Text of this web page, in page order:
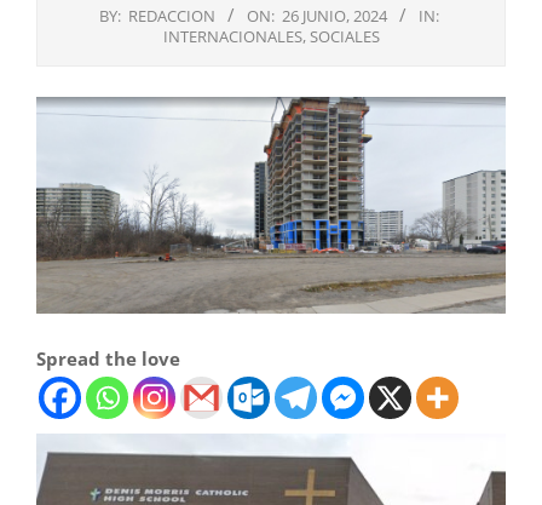
BY: REDACCION ON: 26 JUNIO, 2024
IN:
INTERNACIONALES, SOCIALES
Spread the love